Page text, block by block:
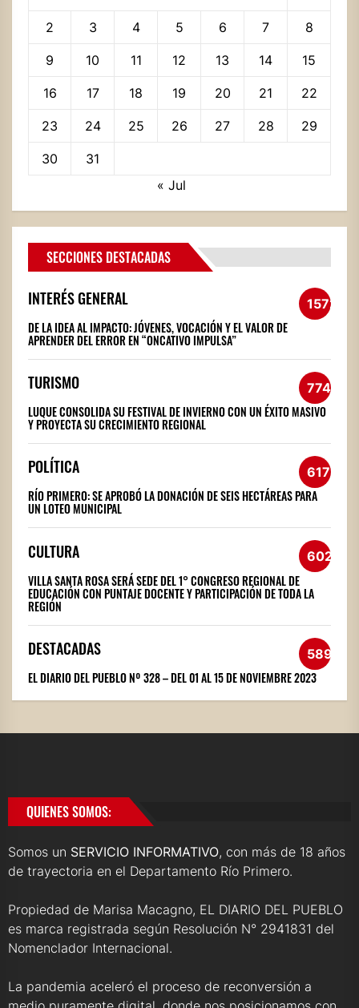
2 3 4 5 6 7 8
9 10 11 12 13 14 15
16 17 18 19 20 21 22
23 24 25 26 27 28 29
30
31
« Jul
SECCIONES DESTACADAS
INTERÉS GENERAL 1572
DE LA IDEA AL IMPACTO: JÓVENES, VOCACIÓN Y EL VALOR DE
APRENDER DEL ERROR EN “ONCATIVO IMPULSA”
TURISMO 774
LUQUE CONSOLIDA SU FESTIVAL DE INVIERNO CON UN ÉXITO MASIVO
Y PROYECTA SU CRECIMIENTO REGIONAL
POLÍTICA 617
RÍO PRIMERO: SE APROBÓ LA DONACIÓN DE SEIS HECTÁREAS PARA
UN LOTEO MUNICIPAL
CULTURA 602
VILLA SANTA ROSA SERÁ SEDE DEL 1° CONGRESO REGIONAL DE
EDUCACIÓN CON PUNTAJE DOCENTE Y PARTICIPACIÓN DE TODA LA
REGIÓN
DESTACADAS 589
EL DIARIO DEL PUEBLO Nº 328 – DEL 01 AL 15 DE NOVIEMBRE 2023
QUIENES SOMOS:
Somos un SERVICIO INFORMATIVO, con más de 18 años
de trayectoria en el Departamento Río Primero.
Propiedad de Marisa Macagno, EL DIARIO DEL PUEBLO
es marca registrada según Resolución N° 2941831 del
Nomenclador Internacional.
La pandemia aceleró el proceso de reconversión a